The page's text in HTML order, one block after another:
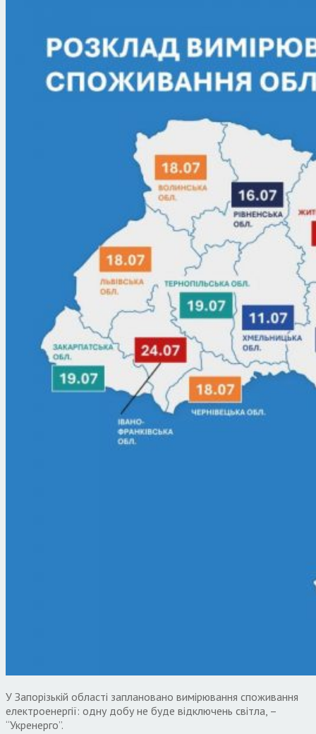
У Запорізькій області заплановано вимірювання споживання
електроенергії: одну добу не буде відключень світла, –
“Укренерго”.